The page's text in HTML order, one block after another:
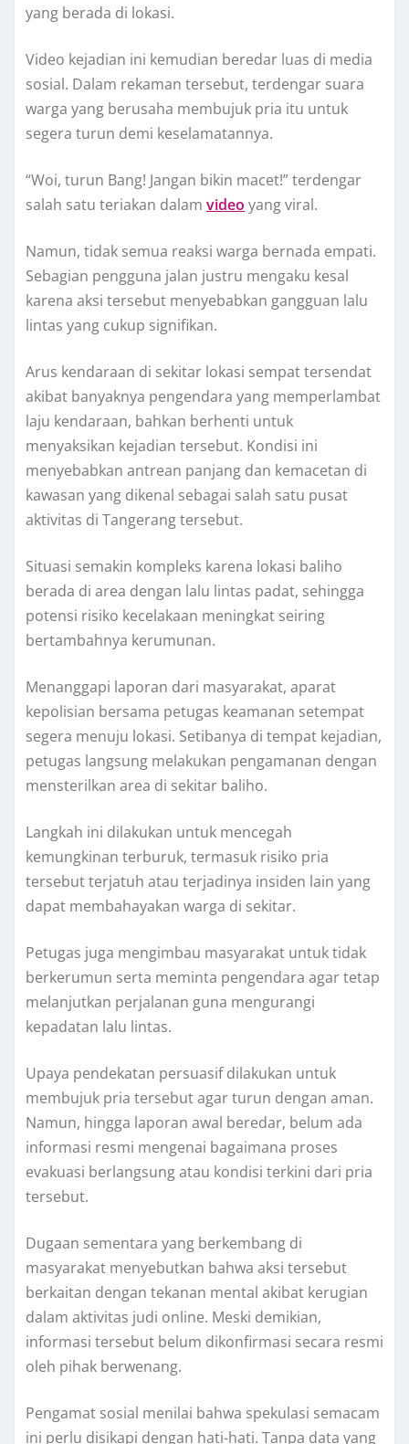
yang berada di lokasi.
Video kejadian ini kemudian beredar luas di media
sosial. Dalam rekaman tersebut, terdengar suara
warga yang berusaha membujuk pria itu untuk
segera turun demi keselamatannya.
“Woi, turun Bang! Jangan bikin macet!” terdengar
salah satu teriakan dalam video yang viral.
Namun, tidak semua reaksi warga bernada empati.
Sebagian pengguna jalan justru mengaku kesal
karena aksi tersebut menyebabkan gangguan lalu
lintas yang cukup signifikan.
Arus kendaraan di sekitar lokasi sempat tersendat
akibat banyaknya pengendara yang memperlambat
laju kendaraan, bahkan berhenti untuk
menyaksikan kejadian tersebut. Kondisi ini
menyebabkan antrean panjang dan kemacetan di
kawasan yang dikenal sebagai salah satu pusat
aktivitas di Tangerang tersebut.
Situasi semakin kompleks karena lokasi baliho
berada di area dengan lalu lintas padat, sehingga
potensi risiko kecelakaan meningkat seiring
bertambahnya kerumunan.
Menanggapi laporan dari masyarakat, aparat
kepolisian bersama petugas keamanan setempat
segera menuju lokasi. Setibanya di tempat kejadian,
petugas langsung melakukan pengamanan dengan
mensterilkan area di sekitar baliho.
Langkah ini dilakukan untuk mencegah
kemungkinan terburuk, termasuk risiko pria
tersebut terjatuh atau terjadinya insiden lain yang
dapat membahayakan warga di sekitar.
Petugas juga mengimbau masyarakat untuk tidak
berkerumun serta meminta pengendara agar tetap
melanjutkan perjalanan guna mengurangi
kepadatan lalu lintas.
Upaya pendekatan persuasif dilakukan untuk
membujuk pria tersebut agar turun dengan aman.
Namun, hingga laporan awal beredar, belum ada
informasi resmi mengenai bagaimana proses
evakuasi berlangsung atau kondisi terkini dari pria
tersebut.
Dugaan sementara yang berkembang di
masyarakat menyebutkan bahwa aksi tersebut
berkaitan dengan tekanan mental akibat kerugian
dalam aktivitas judi online. Meski demikian,
informasi tersebut belum dikonfirmasi secara resmi
oleh pihak berwenang.
Pengamat sosial menilai bahwa spekulasi semacam
ini perlu disikapi dengan hati-hati. Tanpa data yang